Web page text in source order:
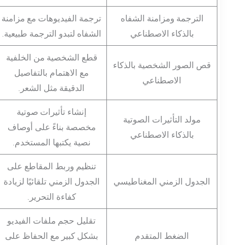
الترجمة ومزامنة الشفاه
بالذكاء الاصطناعي
ترجمة الفيديوهات مع مزامنة
الشفاه لتبدو الترجمة طبيعية.
قص الصور الشخصية بالذكاء
الاصطناعي
قطع الشخصية من الخلفية
مع الاهتمام بالتفاصيل
الدقيقة مثل الشعر.
مولد التأثيرات الصوتية
بالذكاء الاصطناعي
إنشاء تأثيرات صوتية
مخصصة بناءً على أوصاف
نصية يكتبها المستخدم.
الجدول الزمني المغناطيسي
تنظيم وربط المقاطع على
الجدول الزمني تلقائيًا لزيادة
كفاءة التحرير.
الضغط المتقدم
تقليل حجم ملفات الفيديو
بشكل كبير مع الحفاظ على